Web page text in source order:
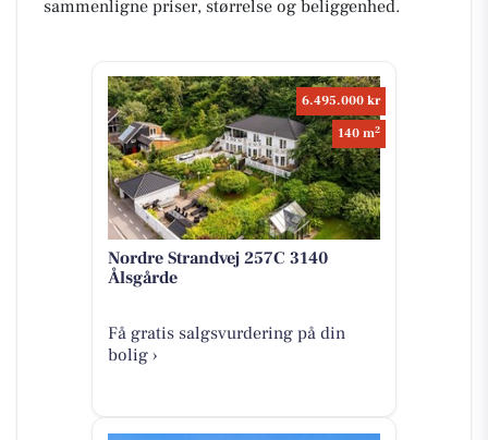
sammenligne priser, størrelse og beliggenhed.
6.495.000 kr
140 m2
Nordre Strandvej 257C 3140
Ålsgårde
Få gratis salgsvurdering på din
bolig ›